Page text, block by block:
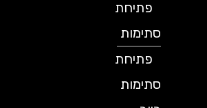
פתיחת
סתימות
פתיחת
סתימות